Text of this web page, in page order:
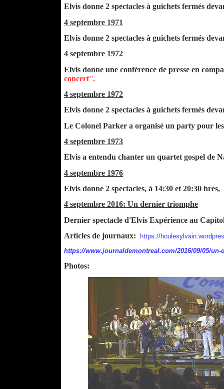
Elvis donne 2 spectacles à guichets fermés
4 septembre 1971
Elvis donne 2 spectacles à guichets fermés
4 septembre 1972
Elvis donne une conférence de presse en
concert''.
4 septembre 1972
Elvis donne 2 spectacles à guichets fermés
Le Colonel Parker a organisé un party pour
4 septembre 1973
Elvis a entendu chanter un quartet gospel de
4 septembre 1976
Elvis donne 2 spectacles, à 14:30 et 20:30
4 septembre 2016: Un dernier triomphe
Dernier spectacle d'Elvis Expérience au
Articles de journaux:
https://
https://www.journaldemontreal.com/2016/09/05/
Photos: